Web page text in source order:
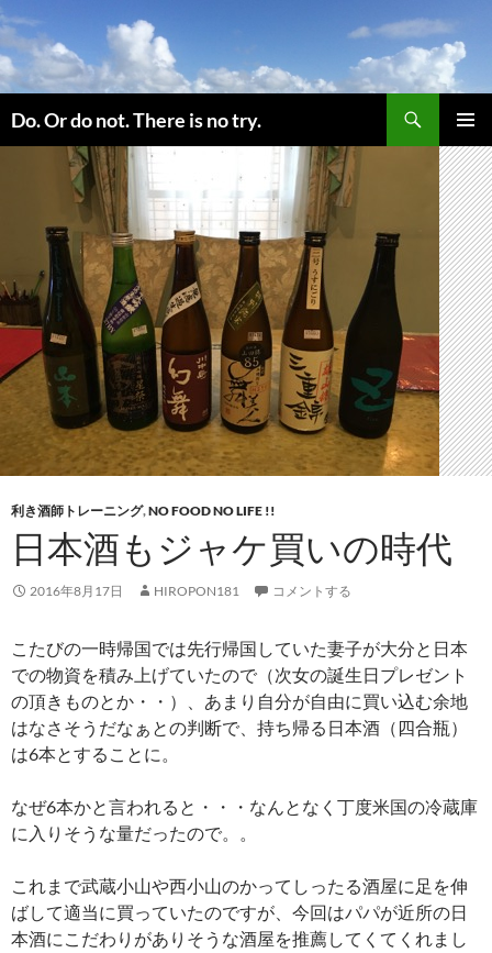
コ
ン
テ
ン
ツ
へ
Do. Or do not. There is no try.
索
メインメ
ニュー
利き酒師トレーニング,NO FOOD NO LIFE !!
日本酒もジャケ買いの時代
2016年8月17日 HIROPON181 コメントする
こたびの一時帰国では先行帰国していた妻子が大分と日本
での物資を積み上げていたので（次女の誕生日プレゼント
の頂きものとか・・）、あまり自分が自由に買い込む余地
はなさそうだなぁとの判断で、持ち帰る日本酒（四合瓶）
は6本とすることに。
なぜ6本かと言われると・・・なんとなく丁度米国の冷蔵庫
に入りそうな量だったので。。
これまで武蔵小山や西小山のかってしったる酒屋に足を伸
ばして適当に買っていたのですが、今回はパパが近所の日
本酒にこだわりがありそうな酒屋を推薦してくてくれまし